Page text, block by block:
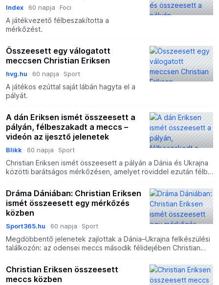
Index 60 napja Foci
A játékvezető félbeszakította a
mérkőzést.
Összeesett egy válogatott
meccsen Christian Eriksen
hvg.hu 60 napja Sport
A játékos ezúttal saját lábán hagyta el a
pályát.
A dán Eriksen ismét összeesett a
pályán, félbeszakadt a meccs –
videón az ijesztő jelenetek
Blikk 60 napja Sport
Christian Eriksen ismét összeesett a pályán a Dánia és Ukrajna
közötti barátságos mérkőzésen, amelyet röviddel ezután félbe
Dráma Dániában: Christian Eriksen
ismét összeesett egy mérkőzés
közben
Sport365.hu 60 napja Sport
Megdöbbentő jelenetek zajlottak a Dánia–Ukrajna felkészülési
találkozón: az odensei meccs második félidejében Christian
Christian Eriksen összeesett
meccs közben